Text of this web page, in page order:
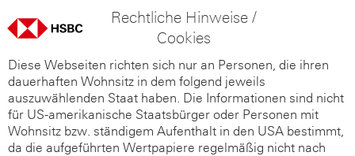
Rechtliche Hinweise /
Cookies
Diese Webseiten richten sich nur an Personen, die ihren
dauerhaften Wohnsitz in dem folgend jeweils
auszuwählenden Staat haben. Die Informationen sind nicht
für US-amerikanische Staatsbürger oder Personen mit
Wohnsitz bzw. ständigem Aufenthalt in den USA bestimmt,
da die aufgeführten Wertpapiere regelmäßig nicht nach